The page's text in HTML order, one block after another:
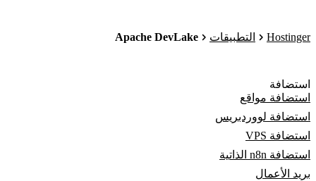
Hostinger التطبيقات Apache DevLake
استضافة
استضافة مواقع
استضافة لووردبريس
استضافة VPS
استضافة n8n الذاتية
بريد الأعمال